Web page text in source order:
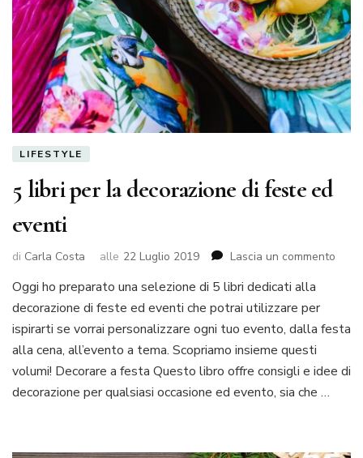
LIFESTYLE
5 libri per la decorazione di feste ed
eventi
di Carla Costa alle 22 Luglio 2019 Lascia un commento
la
feste
Oggi ho preparato una selezione di 5 libri dedicati alla
decorazione di feste ed eventi che potrai utilizzare per
ispirarti se vorrai personalizzare ogni tuo evento, dalla festa
alla cena, all’evento a tema. Scopriamo insieme questi
volumi! Decorare a festa Questo libro offre consigli e idee di
decorazione per qualsiasi occasione ed evento, sia che …